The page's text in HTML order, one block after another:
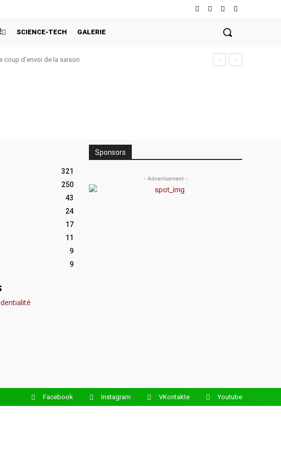
SCIENCE-TECH GALERIE
coup d’envoi de la saison
321
250
43
24
17
11
9
9
Sponsors
- Advertisement -
Facebook Instagram VKontakte Youtube